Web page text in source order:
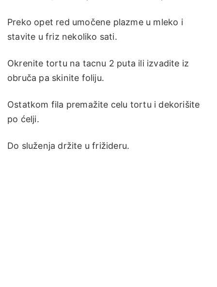
Preko opet red umočene plazme u mleko i
stavite u friz nekoliko sati.
Okrenite tortu na tacnu 2 puta ili izvadite iz
obruča pa skinite foliju.
Ostatkom fila premažite celu tortu i dekorišite
po ćelji.
Do služenja držite u frižideru.